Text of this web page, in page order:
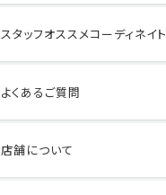
スタッフオススメコーディネイト
よくあるご質問
店舗について